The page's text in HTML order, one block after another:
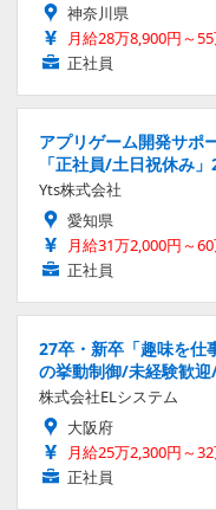
神奈川県
月給28万8,900円～
正社員
アプリゲーム開発サポ
「正社員/土日祝休み
Yts株式会社
愛知県
月給31万2,000円～
正社員
27卒・新卒「趣味を仕
の挙動制御/未経験歓
株式会社ELシステム
大阪府
月給25万2,300円～
正社員